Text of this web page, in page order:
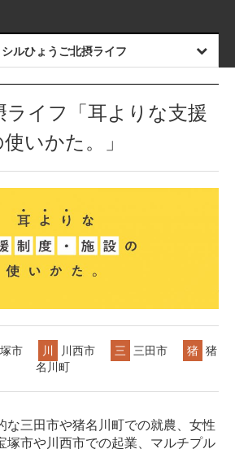
シルひょうご北摂ライフ
ライフ「耳よりな支援
いかた。」
市 川 川西市 三 三田市 猪 猪
名川町
な三田市や猪名川町での就農、女性
塚市や川西市での起業、マルチプル